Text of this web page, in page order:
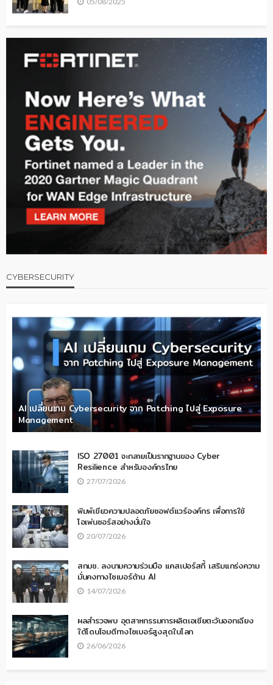
CYBERSECURITY
AI เปลี่ยนเกม Cybersecurity จาก Patching ไปสู่ Exposure
Management
ISO 27001 จะกลายเป็นรากฐานของ Cyber
Resilience สำหรับองค์กรไทย
27/07/2026
พิมพ์เขียวความปลอดภัยซอฟต์แวร์องค์กร เพื่อการใช้
โอเพ่นซอร์สอย่างมั่นใจ
20/07/2026
สกมช. ลงนามความร่วมมือ แคสเปอร์สกี้ เสริมแกร่งความ
มั่นคงทางไซเบอร์ด้าน AI
14/07/2026
ผลสำรวจพบ อุตสาหกรรมการผลิตเอเชียตะวันออกเฉียง
ใต้โดนโจมตีทางไซเบอร์สูงสุดในโลก
26/06/2026